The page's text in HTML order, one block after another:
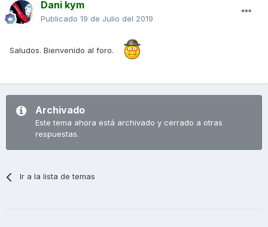
Dani kym
Publicado 19 de Julio del 2019
Saludos. Bienvenido al foro.
Archivado
Este tema ahora está archivado y cerrado a otras
respuestas.
Ir a la lista de temas